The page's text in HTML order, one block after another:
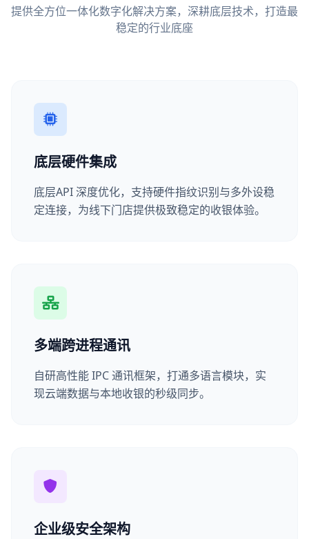
提供全方位一体化数字化解决方案，深耕底层技术，打造最
稳定的行业底座
底层硬件集成
底层API 深度优化，支持硬件指纹识别与多外设稳
定连接，为线下门店提供极致稳定的收银体验。
多端跨进程通讯
自研高性能 IPC 通讯框架，打通多语言模块，实
现云端数据与本地收银的秒级同步。
企业级安全架构